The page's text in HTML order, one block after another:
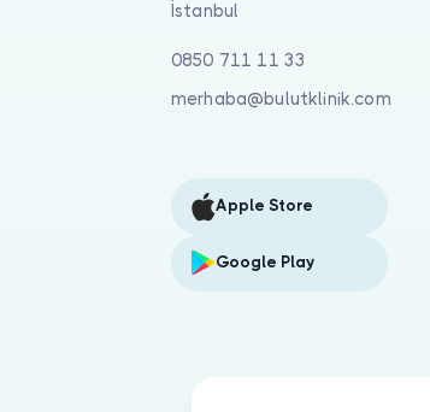
İstanbul
0850 711 11 33
merhaba@bulutklinik.com
Apple Store
Google Play